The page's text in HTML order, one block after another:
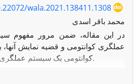
wala.2021.138411.1308
محمد باقر اسدی
در این مقاله، ضمن مرور مفهوم
عملگری کوانتومی و قضیه نمایش
کوانتومی یک سیستم عملگری کوانتومی می‌پردازیم.